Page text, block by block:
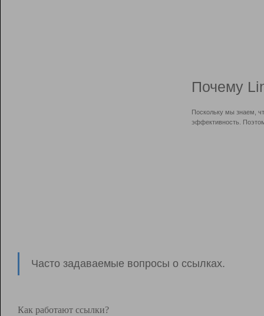
Почему
Поскольку мы знаем,
эффективность.
Часто задаваемые вопросы о ссылках.
Как работают ссылки?